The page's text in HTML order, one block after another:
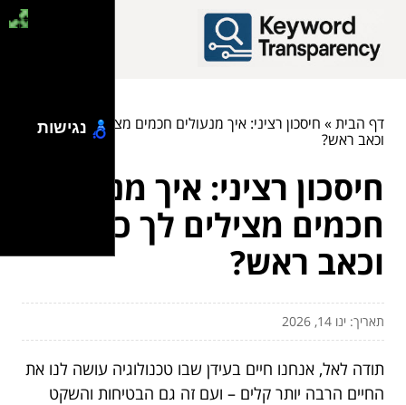
דף הבית» חיסכון רציני: איך מנעולים חכמים מצילים לך כסף
וכאב ראש?
חיסכון רציני: איך מנעולים
חכמים מצילים לך כסף
וכאב ראש?
תאריך: ינו 14, 2026
תודה לאל, אנחנו חיים בעידן שבו טכנולוגיה עושה לנו את
החיים הרבה יותר קלים – ועם זה גם הבטיחות והשקט
נגישות